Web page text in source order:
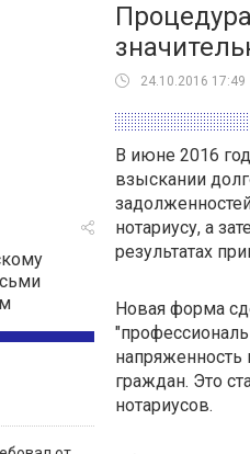
24.10.2016 17:49
В июне 2016
взыскании
нотариусу, а
результатах
Новая форма
граждан. Это
нотариусов.